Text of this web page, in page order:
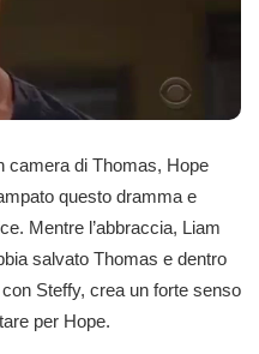
camera di Thomas, Hope
questo dramma e
Mentre l’abbraccia, Liam
salvato Thomas e dentro
Steffy, crea un forte senso
per Hope.